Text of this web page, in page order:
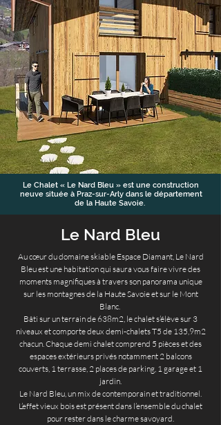
Le Chalet « Le Nard Bleu » est une construction
neuve située à Praz-sur-Arly dans le département
de la Haute Savoie.
Le Nard Bleu
Au cœur du domaine skiable Espace Diamant, Le Nard
Bleu est une habitation qui saura vous faire vivre des
moments magnifiques à travers son panorama unique
sur les montagnes de la Haute Savoie et sur le Mont
Blanc.
Bâti sur un terrain de 638m2, le chalet s’élève sur 3
niveaux et comporte deux demi-chalets T5 de 135,9m2
chacun. Chaque demi chalet comprend 5 pièces et des
espaces extérieurs privés notamment 2 balcons
couverts, 1 terrasse, 2 places de parking, 1 garage et 1
jardin.
Le Nard Bleu, un mix de contemporain et traditionnel.
L’effet vieux bois est présent dans l’ensemble du chalet
pour rester dans le charme savoyard.